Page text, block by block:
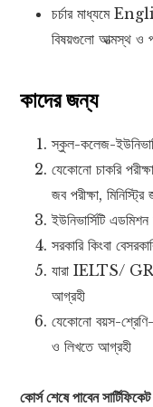
চর্চার মাধ্যমে
বিষয়গুলো আত্মস্থ ও
কাদের জন্য
স্কুল-কলেজ-
যেকোনো চাকরি
জব পরীক্ষা,
ইউনিভার্সিটি এডমিশন
সরকারি কিংবা
যারা IELTS/
আগ্রহী
যেকোনো বয়স-শ্রেণি-
ও লিখতে আগ্রহী
কোর্স শেষে পাবেন